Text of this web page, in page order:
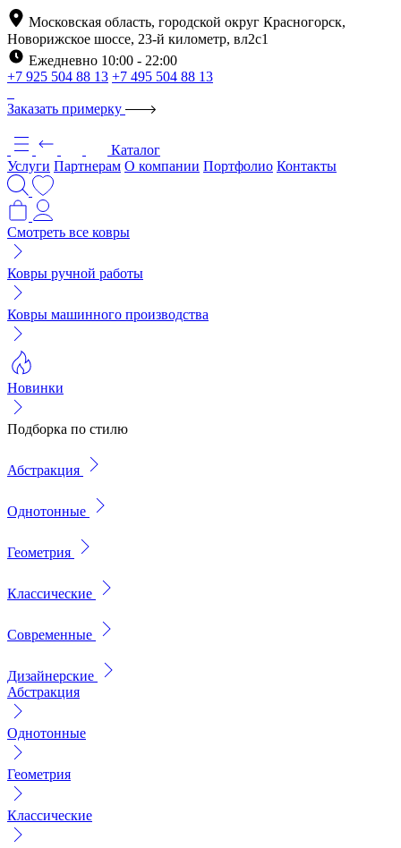
Московская область, городской округ Красногорск,
Новорижское шоссе, 23-й километр, вл2с1
Ежедневно 10:00 - 22:00
+7 925 504 88 13 +7 495 504 88 13
Заказать примерку
Каталог
Услуги Партнерам О компании Портфолио Контакты
Смотреть все ковры
Ковры ручной работы
Ковры машинного производства
Новинки
Подборка по стилю
Абстракция
Однотонные
Геометрия
Классические
Современные
Дизайнерские
Абстракция
Однотонные
Геометрия
Классические